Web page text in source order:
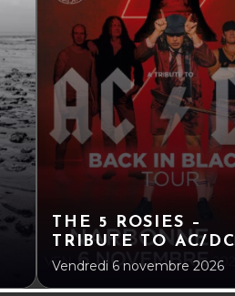
THE 5 ROSIES –
TRIBUTE TO AC/DC
Vendredi 6 novembre 2026